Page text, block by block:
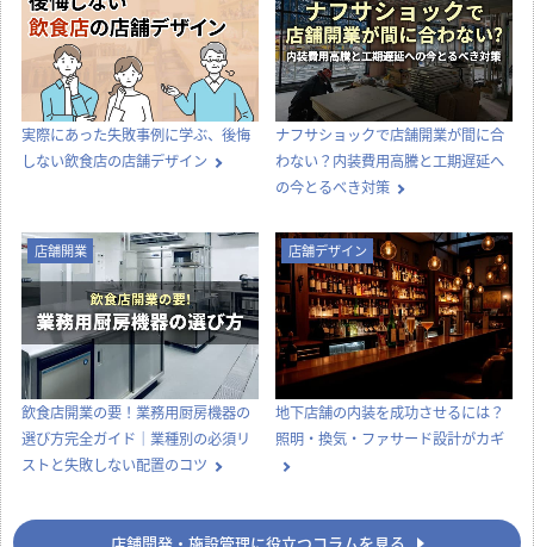
実際にあった失敗事例に学ぶ、後悔
しない飲食店の店舗デザイン
ナフサショックで店舗開業が間に合
わない？内装費用高騰と工期遅延へ
の今とるべき対策
店舗開業
飲食店開業の要！業務用厨房機器の
選び方完全ガイド｜業種別の必須リ
ストと失敗しない配置のコツ
店舗デザイン
地下店舗の内装を成功させるには？
照明・換気・ファサード設計がカギ